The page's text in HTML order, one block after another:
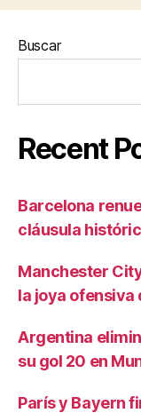
Buscar
Recent
Barcelona
cláusula
Manchester
la joya ofensiva
Argentina
su gol 20 en
París y Bayern